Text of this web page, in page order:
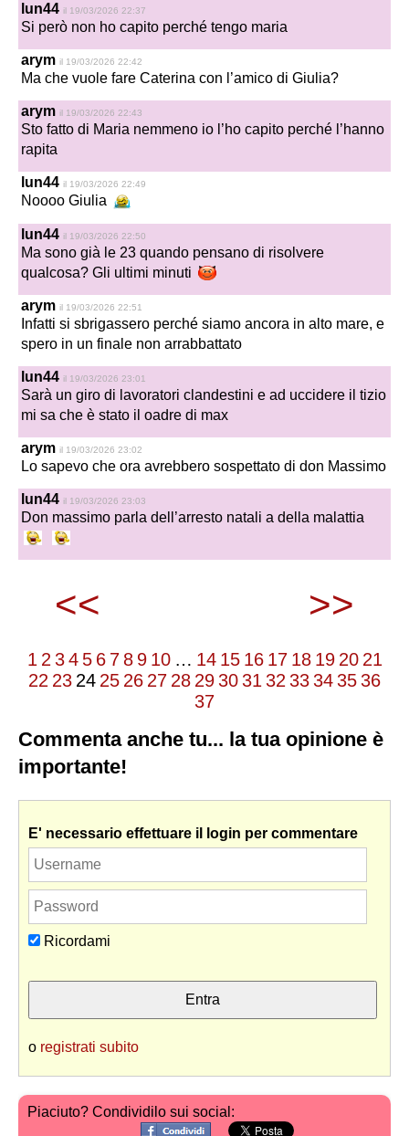
lun44 il 19/03/2026 22:37
Si però non ho capito perché tengo maria
arym il 19/03/2026 22:42
Ma che vuole fare Caterina con l’amico di Giulia?
arym il 19/03/2026 22:43
Sto fatto di Maria nemmeno io l’ho capito perché l’hanno
rapita
lun44 il 19/03/2026 22:49
Noooo Giulia
lun44 il 19/03/2026 22:50
Ma sono già le 23 quando pensano di risolvere
qualcosa? Gli ultimi minuti
arym il 19/03/2026 22:51
Infatti si sbrigassero perché siamo ancora in alto mare, e
spero in un finale non arrabbattato
lun44 il 19/03/2026 23:01
Sarà un giro di lavoratori clandestini e ad uccidere il tizio
mi sa che è stato il oadre di max
arym il 19/03/2026 23:02
Lo sapevo che ora avrebbero sospettato di don Massimo
lun44 il 19/03/2026 23:03
Don massimo parla dell’arresto natali a della malattia
<< >>
1 2 3 4 5 6 7 8 9 10 … 14 15 16 17 18 19 20 21
22 23 24 25 26 27 28 29 30 31 32 33 34 35 36
37
Commenta anche tu... la tua opinione è
importante!
E' necessario effettuare il login per commentare
Ricordami
o registrati subito
Piaciuto? Condividilo sui social: